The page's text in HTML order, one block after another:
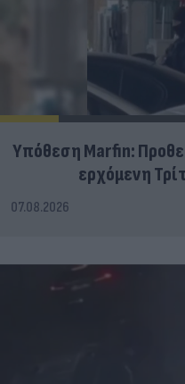
Υπόθεση Marfin:
ερχόμενη
07.08.2026